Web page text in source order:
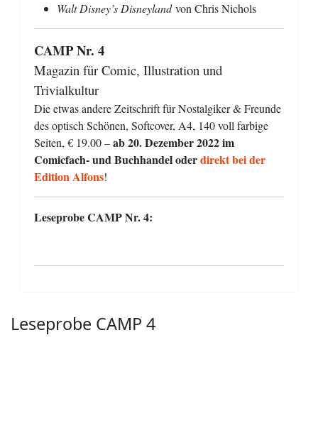
Walt Disney’s Disneylandvon Chris Nichols
CAMP Nr. 4
Magazin für Comic, Illustration und
Trivialkultur
Die etwas andere Zeitschrift für Nostalgiker & Freunde
des optisch Schönen, Softcover, A4, 140 voll farbige
Seiten, € 19.00 –ab 20. Dezember 2022 im
Comicfach- und Buchhandel oderdirekt bei der
Edition Alfons!
Leseprobe CAMP Nr. 4:
Leseprobe CAMP 4